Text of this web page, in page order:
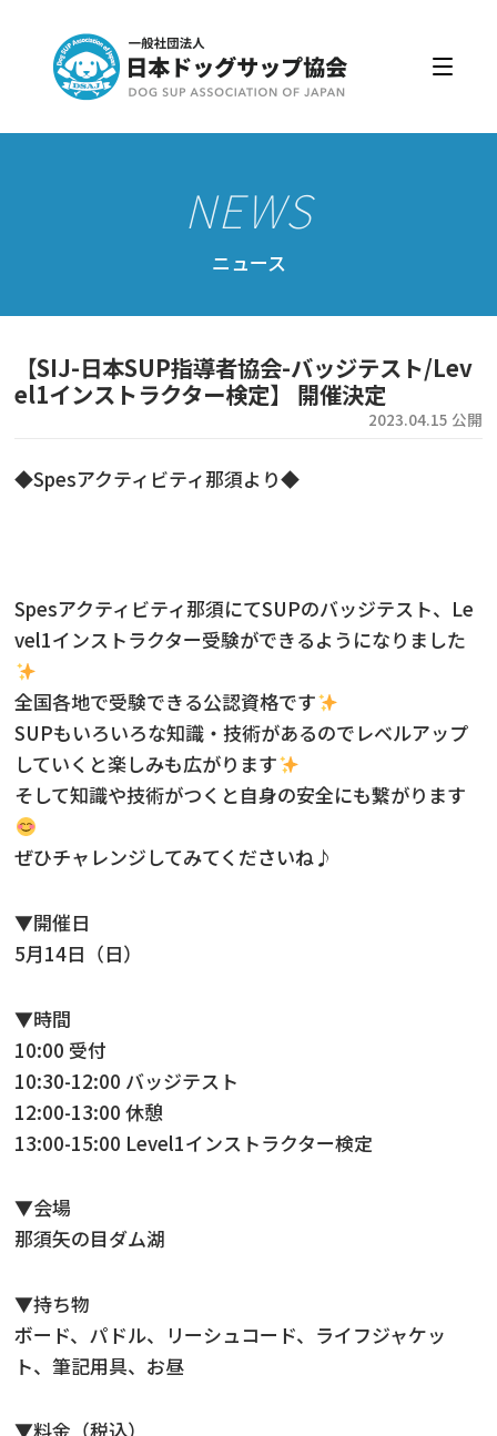
入会・更新
公認スクール・インストラクター
資格取得・協会規約
ドッグサップをはじめよう
お問い合わせ
ニュース
【SIJ-日本SUP指導者協会-バッジテスト/Lev
el1インストラクター検定】 開催決定
2023.04.15 公開
◆Spesアクティビティ那須より◆
Spesアクティビティ那須にてSUPのバッジテスト、Le
vel1インストラクター受験ができるようになりました
全国各地で受験できる公認資格です
SUPもいろいろな知識・技術があるのでレベルアップ
していくと楽しみも広がります
そして知識や技術がつくと自身の安全にも繋がります
ぜひチャレンジしてみてくださいね♪
▼開催日
5月14日（日）
▼時間
10:00 受付
10:30-12:00 バッジテスト
12:00-13:00 休憩
13:00-15:00 Level1インストラクター検定
▼会場
那須矢の目ダム湖
▼持ち物
ボード、パドル、リーシュコード、ライフジャケッ
ト、筆記用具、お昼
▼料金（税込）